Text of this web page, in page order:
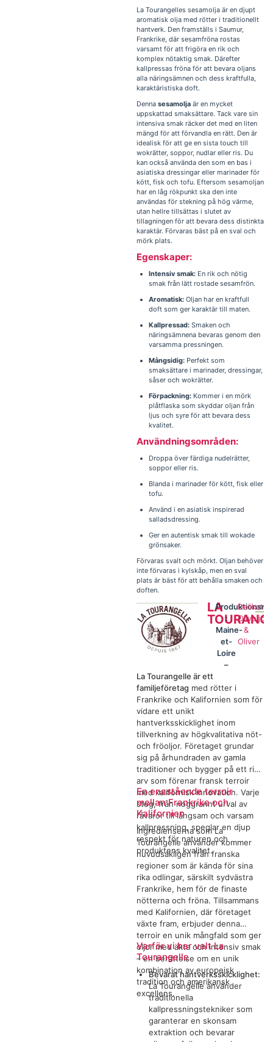
La Tourangelles sesamolja är en djupt
aromatisk olja med rötter i traditionellt
hantverk. Den framställs i Saumur,
Frankrike, där sesamfröna rostas
varsamt för att frigöra en rik och
komplex nötaktig smak. Därefter
kallpressas fröna för att bevara oljans
alla näringsämnen och dess kraftfulla,
karaktäristiska doft.
Denna sesamolja är en mycket
uppskattad smaksättare. Tack vare sin
intensiva smak räcker det med en liten
mängd för att förvandla en rätt. Den är
idealisk för att ge en sista touch till
wokrätter, soppor, nudlar eller ris. Du
kan också använda den som en bas i
asiatiska dressingar eller marinader för
kött, fisk och tofu. Eftersom sesamoljan
har en låg rökpunkt ska den inte
användas för stekning på hög värme,
utan hellre tillsättas i slutet av
tillagningen för att bevara dess distinkta
karaktär. Förvaras bäst på en sval och
mörk plats.
Egenskaper:
Intensiv smak: En rik och nötig
smak från lätt rostade sesamfrön.
Aromatisk: Oljan har en kraftfull
doft som ger karaktär till maten.
Kallpressad: Smaken och
näringsämnena bevaras genom den
varsamma pressningen.
Mångsidig: Perfekt som
smaksättare i marinader, dressingar,
såser och wokrätter.
Förpackning: Kommer i en mörk
plåtflaska som skyddar oljan från
ljus och syre för att bevara dess
kvalitet.
Användningsområden:
Droppa över färdiga nudelrätter,
soppor eller ris.
Blanda i marinader för kött, fisk eller
tofu.
Använd i en asiatisk inspirerad
salladsdressing.
Ger en autentisk smak till wokade
grönsaker.
Förvaras svalt och mörkt. Oljan behöver
inte förvaras i kylskåp, men en sval
plats är bäst för att behålla smaken och
doften.
LA
:
Maine-
et-
Loire
–
Olivoljor
&
Oliver
La Tourangelle är ett
familjeföretag med rötter i
Frankrike och Kalifornien som för
vidare ett unikt
hantverksskicklighet inom
tillverkning av högkvalitativa nöt-
och fröoljor. Företaget grundar
sig på århundraden av gamla
traditioner och bygger på ett rikt
arv som förenar fransk terroir
med kalifornisk innovation. Varje
steg, från noggrannt urval av
råvaror till långsam och varsam
kallpressning, speglar en djup
respekt för naturen och
produktens kvalitet.
En enastående terroir
mellan Frankrike och
Kalifornien
Ingredienserna som La
Tourangelle använder kommer
huvudsakligen från franska
regioner som är kända för sina
rika odlingar, särskilt sydvästra
Frankrike, hem för de finaste
nötterna och fröna. Tillsammans
med Kalifornien, där företaget
växte fram, erbjuder denna
terroir en unik mångfald som ger
oljor med äkta och intensiv smak
– en berättelse om en unik
kombination av europeisk
tradition och amerikansk
excellens.
Varför vi har valt La
Tourangelle
Bevarat hantverksskicklighet:
La Tourangelle använder
traditionella
kallpressningstekniker som
garanterar en skonsam
extraktion och bevarar